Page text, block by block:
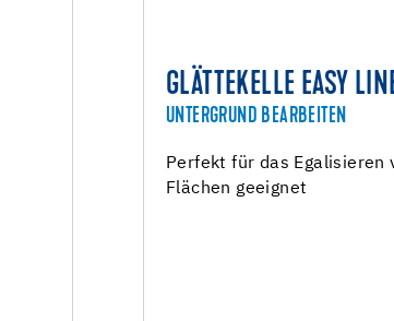
GLÄTTEKELLE EASY
UNTERGRUND BEARBEITEN
Perfekt für das Egalisieren
Flächen geeignet